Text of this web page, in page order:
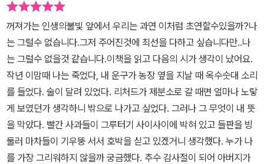
꺼져가는 인생의불빛 앞에서 우리는 과연 이처럼 초연할수있을까?나
는 그럴수 없습니다.그저 주어진것에 최선을 다하고 싶습니다만..나
는 그럴수 없을것 같습니다.이책을 읽고 다음의 시가 생각이 났어요.
작년 이맘때 나는 죽었다, 내 운구가 농장 옆을 지날 때 옥수숫대 소리
를 들었다. 술이 달려 있었다. 리처드가 제분소로 갈 때면 얼마나 노랗
게 보였던가 생각하니 밖으로 나가고 싶었다. 그러나 그 무엇이 내 뜻
을 막았다. 빨간 사과들이 그루터기 사이사이에 박혀 있고 들판을 빙
둘러 마차들이 기우뚱 서서 호박을 싣고 있겠거니 생각했다. 누가 나
를 가장 그리워하지 않을까 궁금했다. 추수 감사절이 되어 아버지가